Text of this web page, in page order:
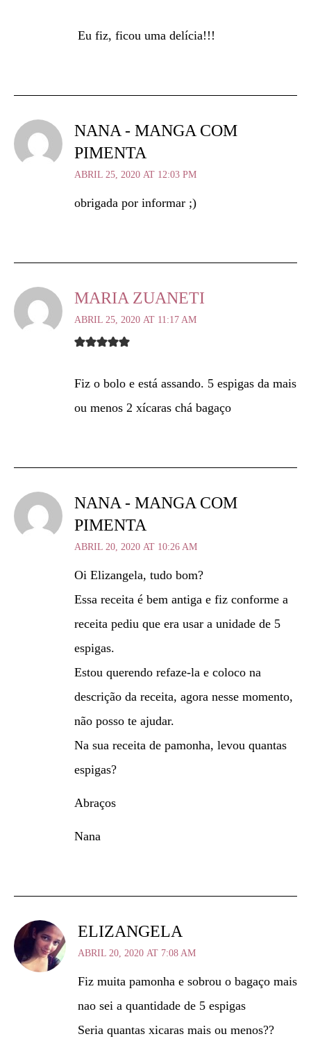
Eu fiz, ficou uma delícia!!!
NANA - MANGA COM
PIMENTA
ABRIL 25, 2020 AT 12:03 PM
obrigada por informar ;)
MARIA ZUANETI
ABRIL 25, 2020 AT 11:17 AM
Fiz o bolo e está assando. 5 espigas da mais
ou menos 2 xícaras chá bagaço
NANA - MANGA COM
PIMENTA
ABRIL 20, 2020 AT 10:26 AM
Oi Elizangela, tudo bom?
Essa receita é bem antiga e fiz conforme a
receita pediu que era usar a unidade de 5
espigas.
Estou querendo refaze-la e coloco na
descrição da receita, agora nesse momento,
não posso te ajudar.
Na sua receita de pamonha, levou quantas
espigas?
Abraços
Nana
ELIZANGELA
ABRIL 20, 2020 AT 7:08 AM
Fiz muita pamonha e sobrou o bagaço mais
nao sei a quantidade de 5 espigas
Seria quantas xicaras mais ou menos??